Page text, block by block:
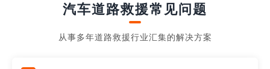
汽车道路救援常见问题
从事多年道路救援行业汇集的解决方案